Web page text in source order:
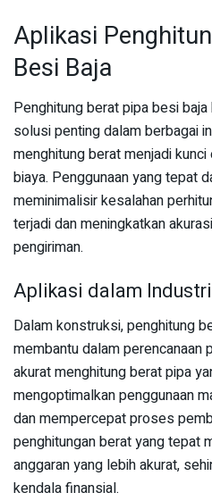
Aplikasi
Besi Baja
Penghitung berat pipa besi
solusi penting dalam berbagai
menghitung berat menjadi
biaya. Penggunaan yang tepat
meminimalisir kesalahan
terjadi dan meningkatkan
pengiriman.
Aplikasi dalam
Dalam konstruksi, penghitung
membantu dalam perencanaan
akurat menghitung berat pipa
mengoptimalkan penggunaan
dan mempercepat proses
penghitungan berat yang tepat
anggaran yang lebih akurat,
kendala finansial.